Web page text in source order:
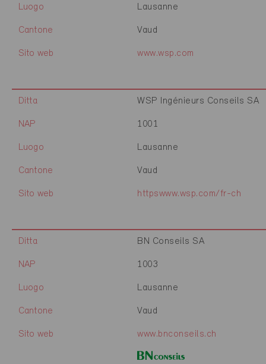
Luogo Lausanne
Cantone Vaud
Sito web www.wsp.com
Ditta WSP Ingénieurs Conseils SA
NAP 1001
Luogo Lausanne
Cantone Vaud
Sito web httpswww.wsp.com/fr-ch
Ditta BN Conseils SA
NAP 1003
Luogo Lausanne
Cantone Vaud
Sito web www.bnconseils.ch